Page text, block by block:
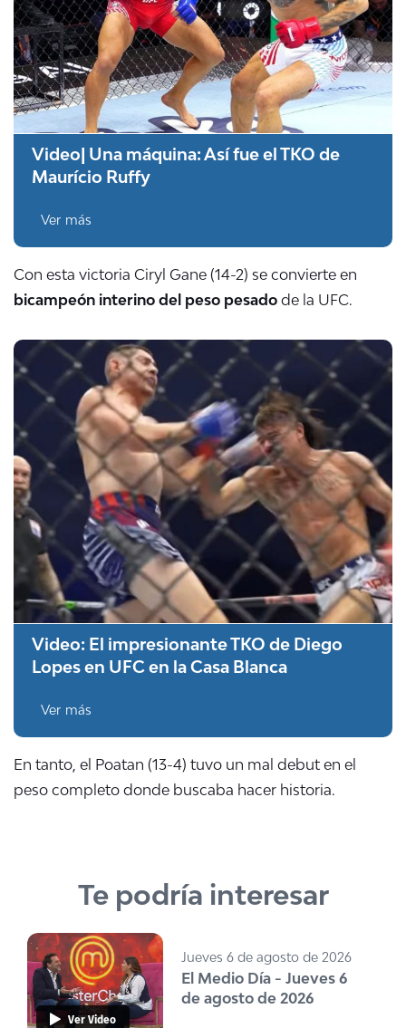
Video| Una máquina: Así fue el TKO de
Maurício Ruffy
Ver más
Con esta victoria Ciryl Gane (14-2) se convierte en
bicampeón interino del peso pesado de la UFC.
Video: El impresionante TKO de Diego
Lopes en UFC en la Casa Blanca
Ver más
En tanto, el Poatan (13-4) tuvo un mal debut en el
peso completo donde buscaba hacer historia.
Te podría interesar
Ver Video
Jueves 6 de agosto de 2026
El Medio Día - Jueves 6
de agosto de 2026